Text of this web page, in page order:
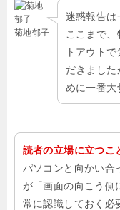
菊地郁子
迷惑報告は
ここまで
トアウト
だきまし
めに一番大
読者の立場に立つこ
パソコンと向かい合
が「画面の向こう側
常に認識しておく必